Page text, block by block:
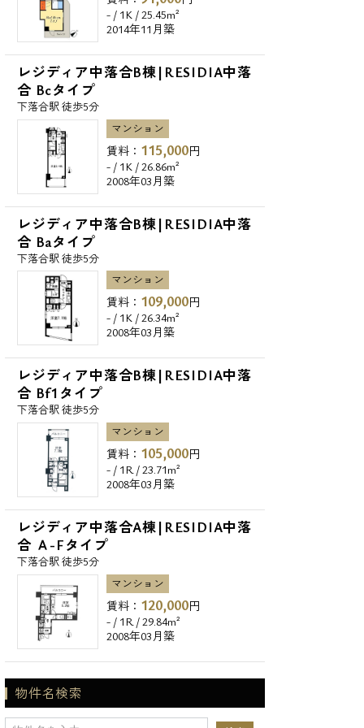
- / 1K / 25.45m²
2014年11月築
レジディア中落合B棟|RESIDIA中落
合 Bcタイプ
下落合駅 徒歩5分
マンション
賃料： 115,000円
- / 1K / 26.86m²
2008年03月築
レジディア中落合B棟|RESIDIA中落
合 Baタイプ
下落合駅 徒歩5分
マンション
賃料： 109,000円
- / 1K / 26.34m²
2008年03月築
レジディア中落合B棟|RESIDIA中落
合 Bf1タイプ
下落合駅 徒歩5分
マンション
賃料： 105,000円
- / 1R / 23.71m²
2008年03月築
レジディア中落合A棟|RESIDIA中落
合 Ａ-Fタイプ
下落合駅 徒歩5分
マンション
賃料： 120,000円
- / 1R / 29.84m²
2008年03月築
物件名検索